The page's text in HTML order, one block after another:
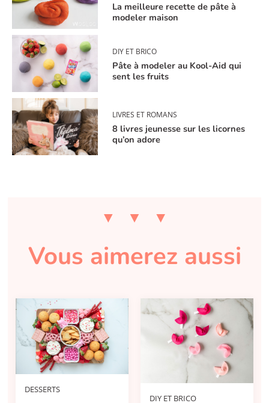
La meilleure recette de pâte à
modeler maison
DIY ET BRICO
Pâte à modeler au Kool-Aid qui
sent les fruits
LIVRES ET ROMANS
8 livres jeunesse sur les licornes
qu’on adore
Vous aimerez aussi
DESSERTS
DIY ET BRICO